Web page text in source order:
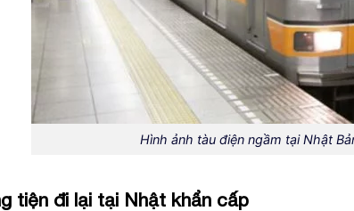
Hình ảnh tàu điện ngầm tại Nhật
tiện đi lại tại Nhật khẩn cấp